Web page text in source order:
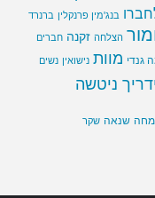
בנג'מין פרנקלין ברנרד
הצלחה זקנה חברים
גנדי מוות נישואין נשים
ניטשה
שנאה שקר